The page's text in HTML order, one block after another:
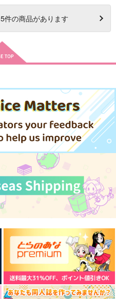
5件の商品があります